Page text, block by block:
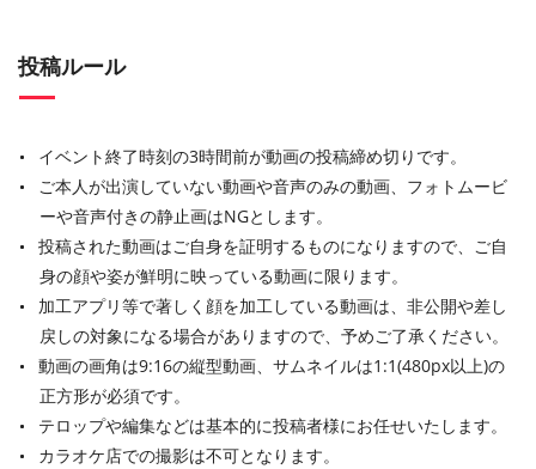
投稿ルール
イベント終了時刻の3時間前が動画の投稿締め切りです。
ご本⼈が出演していない動画や⾳声のみの動画、フォトムービ
ーや⾳声付きの静⽌画はNGとします。
投稿された動画はご⾃⾝を証明するものになりますので、ご⾃
⾝の顔や姿が鮮明に映っている動画に限ります。
加⼯アプリ等で著しく顔を加⼯している動画は、⾮公開や差し
戻しの対象になる場合がありますので、予めご了承ください。
動画の画⾓は9:16の縦型動画、サムネイルは1:1(480px以上)の
正⽅形が必須です。
テロップや編集などは基本的に投稿者様にお任せいたします。
カラオケ店での撮影は不可となります。